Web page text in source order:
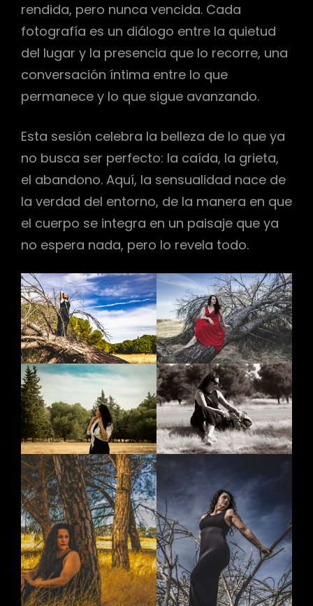
rendida, pero nunca vencida. Cada
fotografía es un diálogo entre la quietud
del lugar y la presencia que lo recorre, una
conversación íntima entre lo que
permanece y lo que sigue avanzando.
Esta sesión celebra la belleza de lo que ya
no busca ser perfecto: la caída, la grieta,
el abandono. Aquí, la sensualidad nace de
la verdad del entorno, de la manera en que
el cuerpo se integra en un paisaje que ya
no espera nada, pero lo revela todo.